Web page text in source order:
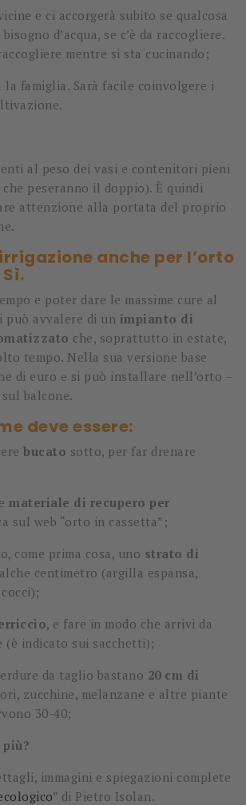
e ci accorgerà subito se qualcosa
d’acqua, se c’è da raccogliere.
mentre si sta cucinando;
famiglia. Sarà facile coinvolgere i
al peso dei vasi e contenitori pieni
che peseranno il doppio). È quindi
attenzione alla portata del proprio
anche per l’orto
e poter dare le massime cure al
avvalere di un impianto di
che, soprattutto in estate,
tempo. Nella sua versione base
di euro e si può installare nell’orto –
balcone.
deve essere:
bucato sotto, per far drenare
materiale di recupero per
sul web “orto in cassetta”;
come prima cosa, uno strato di
centimetro (argilla espansa,
, e fare in modo che arrivi da
indicato sui sacchetti);
da taglio bastano 20 cm di
zucchine, melanzane e altre piante
30-40;
immagini e spiegazioni complete
” di Pietro Isolan.